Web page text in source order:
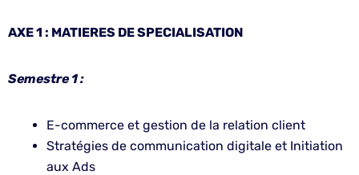
AXE 1 : MATIERES DE SPECIALISATION
Semestre 1 :
E-commerce et gestion de la relation client
Stratégies de communication digitale et Initiation
aux Ads